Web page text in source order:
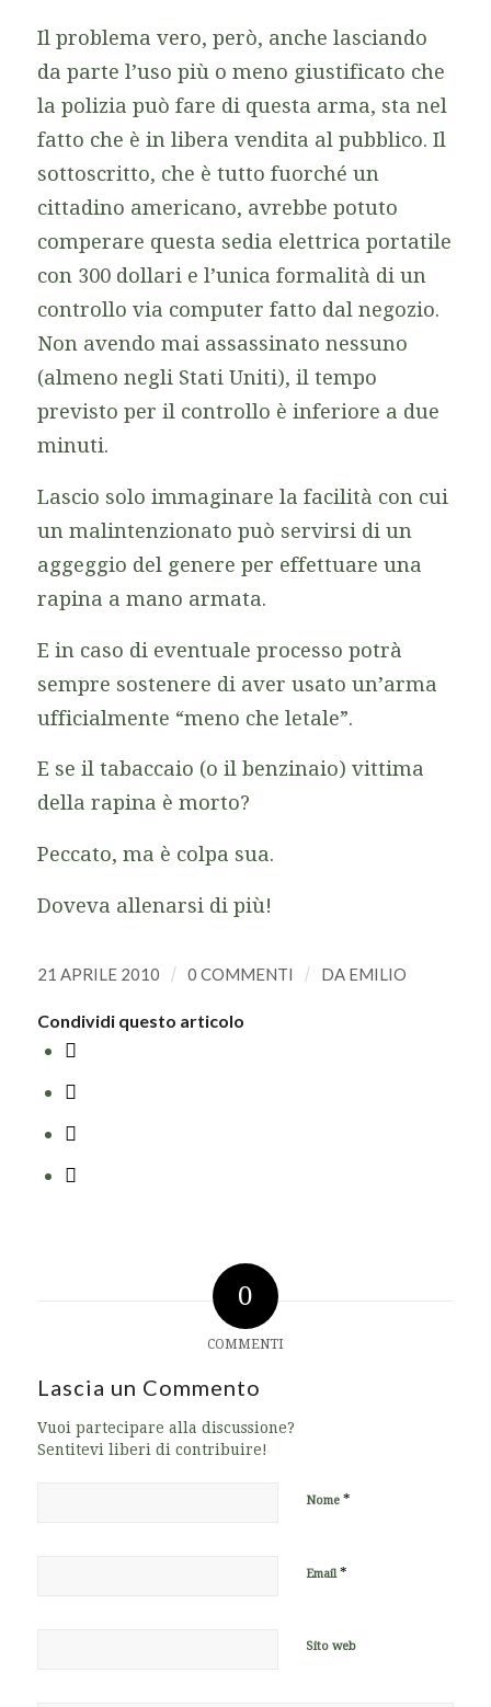
Il problema vero, però, anche lasciando
da parte l’uso più o meno giustificato che
la polizia può fare di questa arma, sta nel
fatto che è in libera vendita al pubblico. Il
sottoscritto, che è tutto fuorché un
cittadino americano, avrebbe potuto
comperare questa sedia elettrica portatile
con 300 dollari e l’unica formalità di un
controllo via computer fatto dal negozio.
Non avendo mai assassinato nessuno
(almeno negli Stati Uniti), il tempo
previsto per il controllo è inferiore a due
minuti.
Lascio solo immaginare la facilità con cui
un malintenzionato può servirsi di un
aggeggio del genere per effettuare una
rapina a mano armata.
E in caso di eventuale processo potrà
sempre sostenere di aver usato un’arma
ufficialmente “meno che letale”.
E se il tabaccaio (o il benzinaio) vittima
della rapina è morto?
Peccato, ma è colpa sua.
Doveva allenarsi di più!
21 APRILE 2010 / 0 COMMENTI / DA EMILIO
Condividi questo articolo
0
COMMENTI
Lascia un Commento
Vuoi partecipare alla discussione?
Sentitevi liberi di contribuire!
Nome *
Email*
Sito web